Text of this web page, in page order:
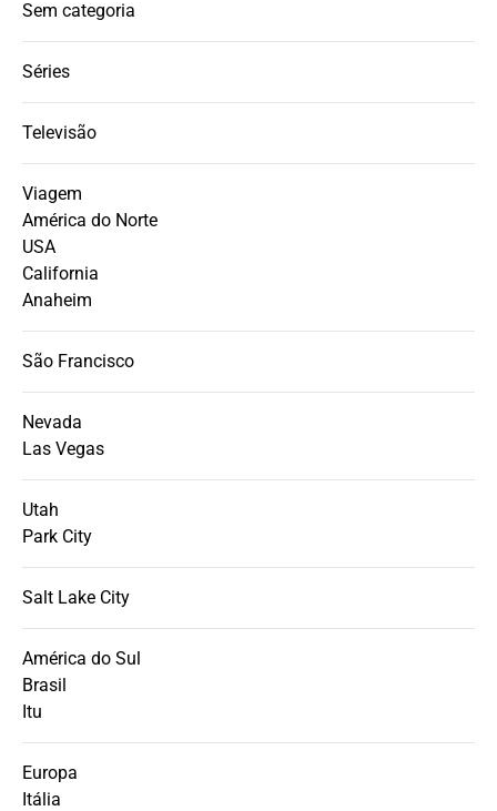
Sem categoria
Séries
Televisão
Viagem
América do Norte
USA
California
Anaheim
São Francisco
Nevada
Las Vegas
Utah
Park City
Salt Lake City
América do Sul
Brasil
Itu
Europa
Itália